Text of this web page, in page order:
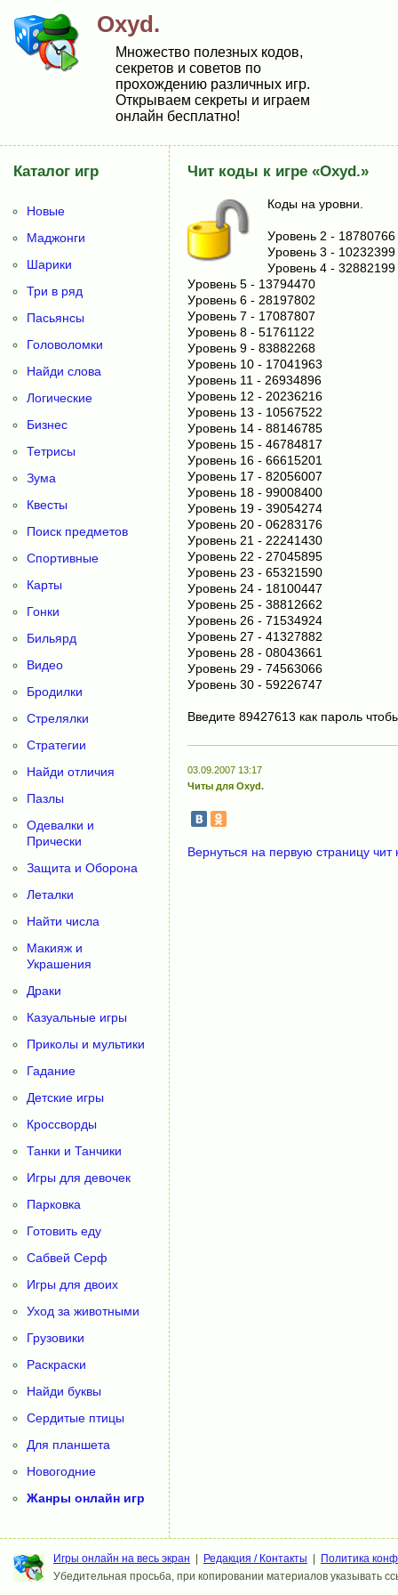
Oxyd.
Множество полезных кодов,
секретов и советов по
прохождению различных игр.
Открываем секреты и играем
онлайн бесплатно!
Чит коды к игре «Oxyd.»
Коды на уровни.
Уpoвeнь 2 - 18780766
Уpoвeнь 3 - 10232399
Уpoвeнь 4 - 32882199
Уpoвeнь 5 - 13794470
Уpoвeнь 6 - 28197802
Уpoвeнь 7 - 17087807
Уpoвeнь 8 - 51761122
Уpoвeнь 9 - 83882268
Уpoвeнь 10 - 17041963
Уpoвeнь 11 - 26934896
Уpoвeнь 12 - 20236216
Уpoвeнь 13 - 10567522
Уpoвeнь 14 - 88146785
Уpoвeнь 15 - 46784817
Уpoвeнь 16 - 66615201
Уpoвeнь 17 - 82056007
Уpoвeнь 18 - 99008400
Уpoвeнь 19 - 39054274
Уpoвeнь 20 - 06283176
Уpoвeнь 21 - 22241430
Уpoвeнь 22 - 27045895
Уpoвeнь 23 - 65321590
Уpoвeнь 24 - 18100447
Уpoвeнь 25 - 38812662
Уpoвeнь 26 - 71534924
Уpoвeнь 27 - 41327882
Уpoвeнь 28 - 08043661
Уpoвeнь 29 - 74563066
Уpoвeнь 30 - 59226747
Bвeдитe 89427613 кaк пapoль
03.09.2007 13:17
Читы для Oxyd.
Вернуться на первую страницу чит
Каталог игр
Новые
Маджонги
Шарики
Три в ряд
Пасьянсы
Головоломки
Найди слова
Логические
Бизнес
Тетрисы
Зума
Квесты
Поиск предметов
Спортивные
Карты
Гонки
Бильярд
Видео
Бродилки
Стрелялки
Стратегии
Найди отличия
Пазлы
Одевалки и
Прически
Защита и Оборона
Леталки
Найти числа
Макияж и
Украшения
Драки
Казуальные игры
Приколы и мультики
Гадание
Детские игры
Кроссворды
Танки и Танчики
Игры для девочек
Парковка
Готовить еду
Сабвей Серф
Игры для двоих
Уход за животными
Грузовики
Раскраски
Найди буквы
Сердитые птицы
Для планшета
Новогодние
Жанры онлайн игр
Игры онлайн на весь экран Редакция / Контакты
Политика
Убедительная просьба, при копировании материалов указывать